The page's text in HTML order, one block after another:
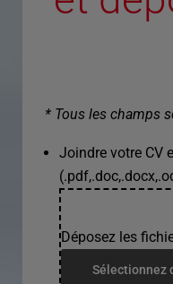
* Tous les champs
Joindre votre CV
Déposez les
Sélectionnez